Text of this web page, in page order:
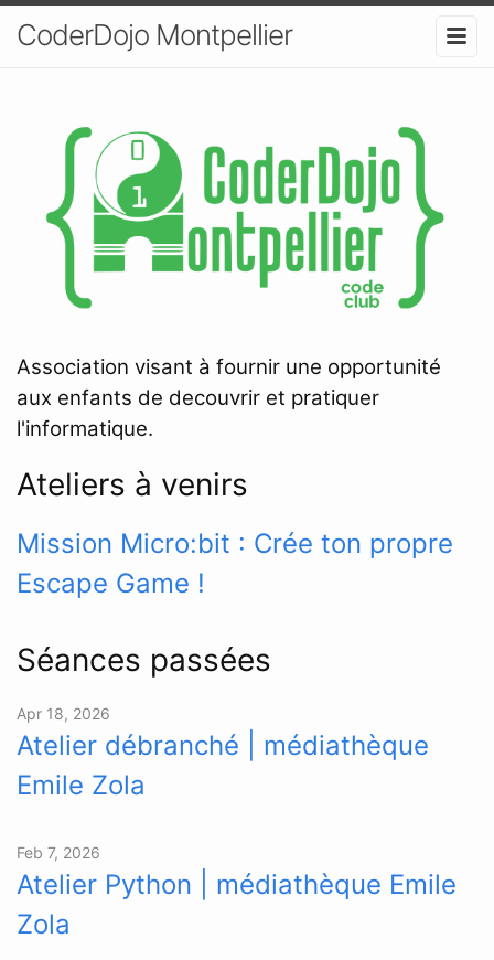
CoderDojo Montpellier
Association visant à fournir une opportunité
aux enfants de decouvrir et pratiquer
l'informatique.
Ateliers à venirs
Mission Micro:bit : Crée ton propre
Escape Game !
Séances passées
Apr 18, 2026
Atelier débranché | médiathèque
Emile Zola
Feb 7, 2026
Atelier Python | médiathèque Emile
Zola